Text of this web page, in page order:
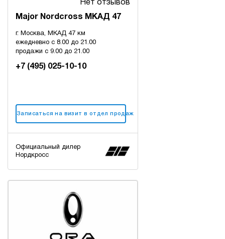
Нет отзывов
Major Nordcross МКАД 47
г. Москва, МКАД 47 км
ежедневно с 8.00 до 21.00
продажи с 9.00 до 21.00
+7 (495) 025-10-10
Записаться на визит в отдел продаж
Официальный дилер
Нордкросс